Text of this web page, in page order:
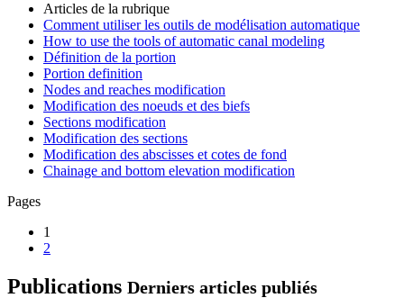
Articles de la rubrique
Comment utiliser les outils de modélisation automatique
How to use the tools of automatic canal modeling
Définition de la portion
Portion definition
Nodes and reaches modification
Modification des noeuds et des biefs
Sections modification
Modification des sections
Modification des abscisses et cotes de fond
Chainage and bottom elevation modification
Pages
1
2
Publications Derniers articles publiés